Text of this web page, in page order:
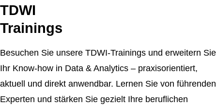
TDWI
Trainings
Besuchen Sie unsere TDWI-Trainings und erweitern Sie
Ihr Know-how in Data & Analytics – praxisorientiert,
aktuell und direkt anwendbar. Lernen Sie von führenden
Experten und stärken Sie gezielt Ihre beruflichen